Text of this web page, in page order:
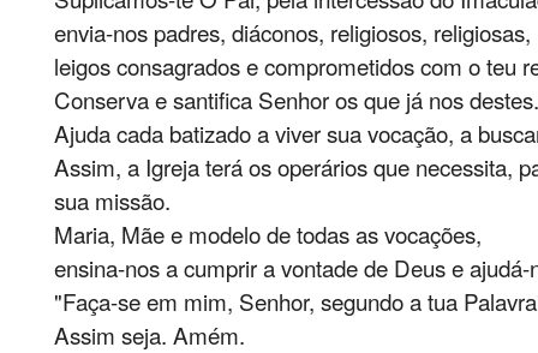
envia-nos padres, diáconos, religiosos, religiosas,
leigos consagrados e comprometidos com o teu
Conserva e santifica Senhor os que já nos destes.
Ajuda cada batizado a viver sua vocação, a
Assim, a Igreja terá os operários que necessita,
sua missão.
Maria, Mãe e modelo de todas as vocações,
ensina-nos a cumprir a vontade de Deus e
"Faça-se em mim, Senhor, segundo a tua
Assim seja. Amém.